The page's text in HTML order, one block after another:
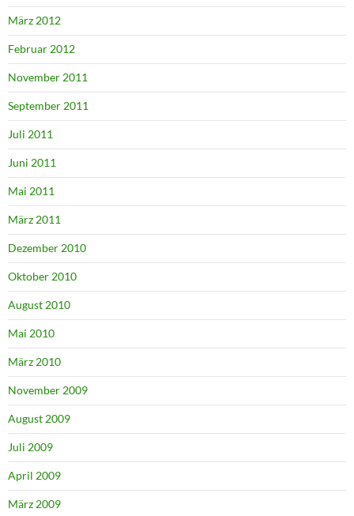
März 2012
Februar 2012
November 2011
September 2011
Juli 2011
Juni 2011
Mai 2011
März 2011
Dezember 2010
Oktober 2010
August 2010
Mai 2010
März 2010
November 2009
August 2009
Juli 2009
April 2009
März 2009